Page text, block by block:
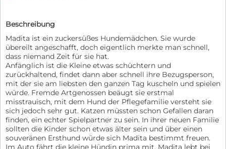
Beschreibung
Madita ist ein zuckersüßes Hundemädchen. Sie wurde
übereilt angeschafft, doch eigentlich merkte man schnell,
dass niemand Zeit für sie hat.
Anfänglich ist die Kleine etwas schüchtern und
zurückhaltend, findet dann aber schnell ihre Bezugsperson,
mit der sie am liebsten den ganzen Tag kuscheln und spielen
würde. Fremde Artgenossen beäugt sie erstmal
misstrauisch, mit dem Hund der Pflegefamilie versteht sie
sich jedoch sehr gut. Katzen müssten schon Gefallen daran
finden, ein echter Spielpartner zu sein. In ihrer neuen Familie
sollten die Kinder schon etwas älter sein und über einen
souveränen Ersthund würde sich Madita bestimmt freuen.